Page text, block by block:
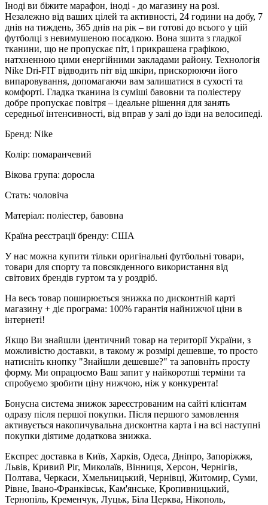
Іноді ви біжите марафон, іноді - до магазину на розі.
Незалежно від ваших цілей та активності, 24 години на добу, 7
днів на тиждень, 365 днів на рік – ви готові до всього у цій
футболці з невимушеною посадкою. Вона зшита з гладкої
тканини, що не пропускає піт, і прикрашена графікою,
натхненною цими енергійними закладами району. Технологія
Nike Dri-FIT відводить піт від шкіри, прискорюючи його
випаровування, допомагаючи вам залишатися в сухості та
комфорті. Гладка тканина із суміші бавовни та поліестеру
добре пропускає повітря – ідеальне рішення для занять
середньої інтенсивності, від вправ у залі до їзди на велосипеді.
Бренд: Nike
Колір: помаранчевий
Вікова група: доросла
Стать: чоловіча
Матеріал: поліестер, бавовна
Країна реєстрації бренду: США
У нас можна купити тільки оригінальні футбольні товари,
товари для спорту та повсякденного використання від
світових брендів гуртом та у роздріб.
На весь товар поширюється знижка по дисконтній карті
магазину + діє програма: 100% гарантія найнижчої ціни в
інтернеті!
Якщо Ви знайшли ідентичний товар на території України, з
можливістю доставки, в такому ж розмірі дешевше, то просто
натисніть кнопку "Знайшли дешевше?" та заповніть просту
форму. Ми опрацюємо Ваш запит у найкоротші терміни та
спробуємо зробити ціну нижчою, ніж у конкурента!
Бонусна система знижок зареєстрованим на сайті клієнтам
одразу після першої покупки. Після першого замовлення
активується накопичувальна дисконтна карта і на всі наступні
покупки діятиме додаткова знижка.
Експрес доставка в Київ, Харків, Одеса, Дніпро, Запоріжжя,
Львів, Кривий Ріг, Миколаїв, Вінниця, Херсон, Чернігів,
Полтава, Черкаси, Хмельницький, Чернівці, Житомир, Суми,
Рівне, Івано-Франківськ, Кам'янське, Кропивницький,
Тернопіль, Кременчук, Луцьк, Біла Церква, Нікополь,